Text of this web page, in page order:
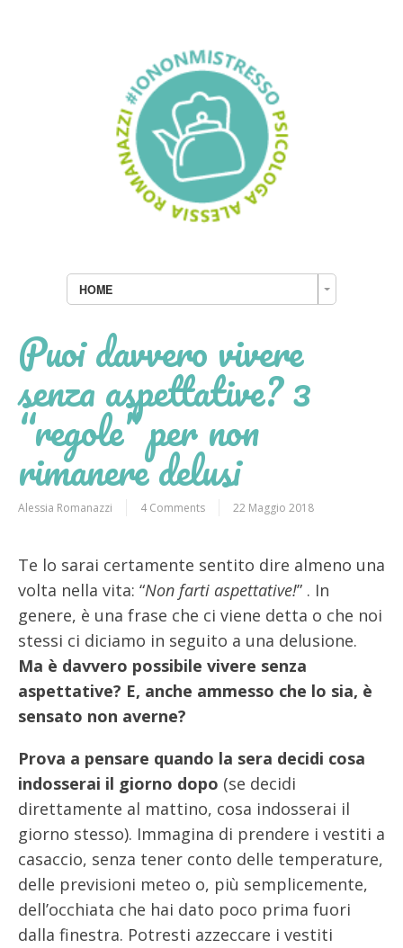
HOME
Puoi davvero vivere
senza aspettative? 3
“regole” per non
rimanere delusi
Alessia Romanazzi 4 Comments 22 Maggio 2018
Te lo sarai certamente sentito dire almeno una
volta nella vita: “Non farti aspettative!” . In
genere, è una frase che ci viene detta o che noi
stessi ci diciamo in seguito a una delusione.
Ma è davvero possibile vivere senza
aspettative? E, anche ammesso che lo sia, è
sensato non averne?
Prova a pensare quando la sera decidi cosa
indosserai il giorno dopo (se decidi
direttamente al mattino, cosa indosserai il
giorno stesso). Immagina di prendere i vestiti a
casaccio, senza tener conto delle temperature,
delle previsioni meteo o, più semplicemente,
dell’occhiata che hai dato poco prima fuori
dalla finestra. Potresti azzeccare i vestiti